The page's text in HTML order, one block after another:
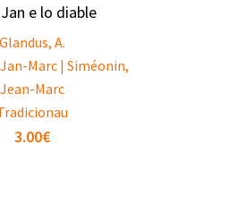
e lo diable
Glandus, A.
Marc | Siméonin,
Jean-Marc
3.00€